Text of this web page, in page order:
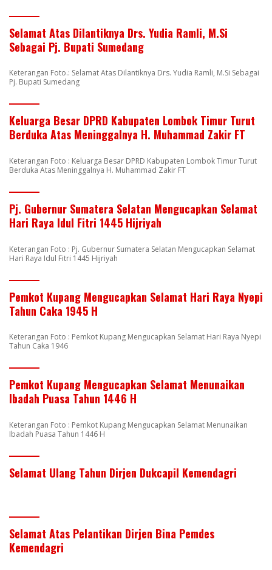
Selamat Atas Dilantiknya Drs. Yudia Ramli, M.Si
Sebagai Pj. Bupati Sumedang
Keterangan Foto.: Selamat Atas Dilantiknya Drs. Yudia Ramli, M.Si Sebagai
Pj. Bupati Sumedang
Keluarga Besar DPRD Kabupaten Lombok Timur Turut
Berduka Atas Meninggalnya H. Muhammad Zakir FT
Keterangan Foto : Keluarga Besar DPRD Kabupaten Lombok Timur Turut
Berduka Atas Meninggalnya H. Muhammad Zakir FT
Pj. Gubernur Sumatera Selatan Mengucapkan Selamat
Hari Raya Idul Fitri 1445 Hijriyah
Keterangan Foto : Pj. Gubernur Sumatera Selatan Mengucapkan Selamat
Hari Raya Idul Fitri 1445 Hijriyah
Pemkot Kupang Mengucapkan Selamat Hari Raya Nyepi
Tahun Caka 1945 H
Keterangan Foto : Pemkot Kupang Mengucapkan Selamat Hari Raya Nyepi
Tahun Caka 1946
Pemkot Kupang Mengucapkan Selamat Menunaikan
Ibadah Puasa Tahun 1446 H
Keterangan Foto : Pemkot Kupang Mengucapkan Selamat Menunaikan
Ibadah Puasa Tahun 1446 H
Selamat Ulang Tahun Dirjen Dukcapil Kemendagri
Selamat Atas Pelantikan Dirjen Bina Pemdes
Kemendagri